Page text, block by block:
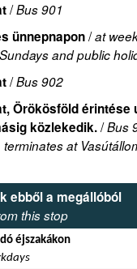
/Bus 901
ünnepnapon/at
and public
/Bus 902
Örökösföld érintése
közlekedik./Bus
at
ebből a megállóból
this stop
éjszakákon